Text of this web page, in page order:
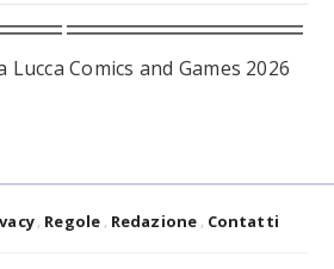
Comics and Games 2026
Regole Redazione Contatti